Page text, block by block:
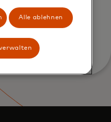
Terms of Use
Alle ablehnen